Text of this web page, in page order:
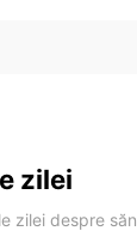
zilei
zilei despre